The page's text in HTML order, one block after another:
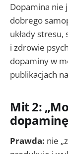
Dopamina nie
dobrego
układy
i zdrowie
dopaminy w
publikacjach
Mit 2:
Prawda: nie